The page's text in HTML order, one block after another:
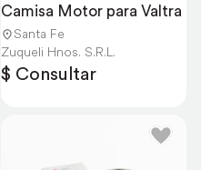
Camisa Motor para Valtra
Santa Fe
Zuqueli Hnos. S.R.L.
$ Consultar